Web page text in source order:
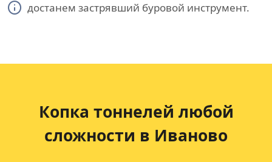
достанем застрявший буровой инструмент.
Копка тоннелей любой
сложности в Иваново